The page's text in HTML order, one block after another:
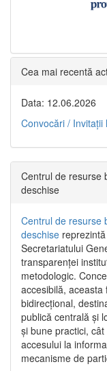
Cea mai recentă
Data: 12.06.2026
Convocări / Invitaţii
Centrul de resurse
deschise
Centrul de resurse
deschise
Secretariatului
transparenței
metodologic.
accesibilă,
bidirecțional,
publică centrală și
și bune practici,
accesului la
mecanisme de